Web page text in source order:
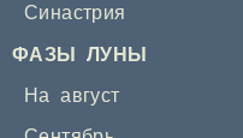
Синастрия
ФАЗЫ ЛУНЫ
На август